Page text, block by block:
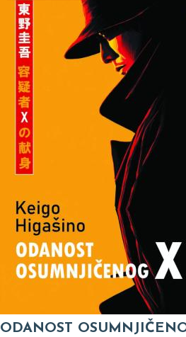
ODANOST